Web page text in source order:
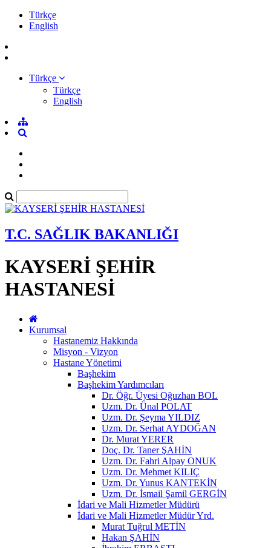
Türkçe
English
Türkçe
Türkçe
English
T.C. SAĞLIK BAKANLIĞI
KAYSERİ ŞEHİR
HASTANESİ
Kurumsal
Hastanemiz Hakkında
Misyon - Vizyon
Hastane Yönetimi
Başhekim
Başhekim Yardımcıları
Dr. Öğr. Üyesi Oğuzhan BOL
Uzm. Dr. Ünal POLAT
Uzm. Dr. Şeyma YILDIZ
Uzm. Dr. Serhat AYDOĞAN
Dr. Murat YERER
Doç. Dr. Taner ŞAHİN
Uzm. Dr. Fahri Alpay ONUK
Uzm. Dr. Mehmet KILIÇ
Uzm. Dr. Yunus KANTEKİN
Uzm. Dr. İsmail Şamil GERGİN
İdari ve Mali Hizmetler Müdürü
İdari ve Mali Hizmetler Müdür Yrd.
Murat Tuğrul METİN
Hakan ŞAHİN